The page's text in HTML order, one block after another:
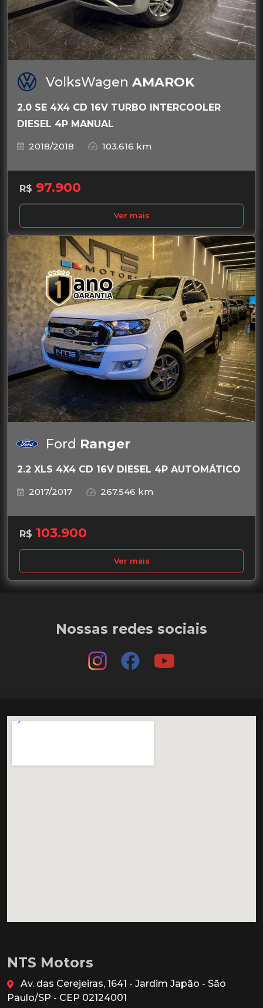
VolksWagen AMAROK
2.0 SE 4X4 CD 16V TURBO INTERCOOLER
DIESEL 4P MANUAL
2018/2018
103.616 km
R$ 97.900
Ver mais
Ford Ranger
2.2 XLS 4X4 CD 16V DIESEL 4P AUTOMÁTICO
2017/2017
267.546 km
R$ 103.900
Ver mais
Nossas redes sociais
NTS Motors
Av. das Cerejeiras, 1641 - Jardim Japão - São
Paulo/SP - CEP 02124001